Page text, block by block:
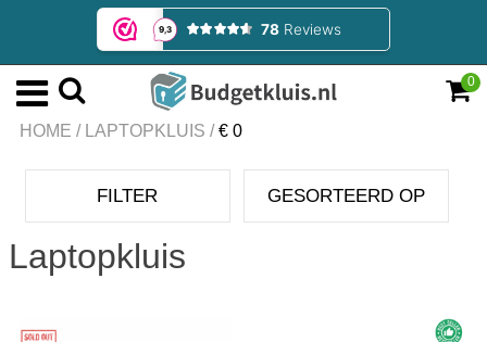
0
HOME / LAPTOPKLUIS / € 0
FILTER GESORTEERD OP
Laptopkluis